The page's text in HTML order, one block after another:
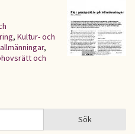
, Kultur- och
,
och
Sök